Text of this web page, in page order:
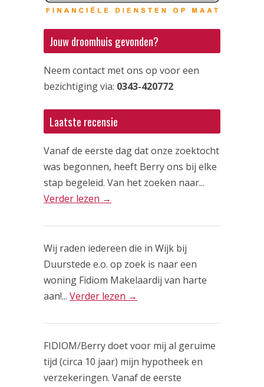
Jouw droomhuis gevonden?
Neem contact met ons op voor een
bezichtiging via: 0343-420772
Laatste recensie
Vanaf de eerste dag dat onze zoektocht
was begonnen, heeft Berry ons bij elke
stap begeleid. Van het zoeken naar...
Verder lezen →
Wij raden iedereen die in Wijk bij
Duurstede e.o. op zoek is naar een
woning Fidiom Makelaardij van harte
aan!... Verder lezen →
FIDIOM/Berry doet voor mij al geruime
tijd (circa 10 jaar) mijn hypotheek en
verzekeringen. Vanaf de eerste